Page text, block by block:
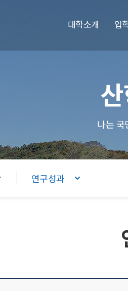
대학소개 입
나는 국
연구성과